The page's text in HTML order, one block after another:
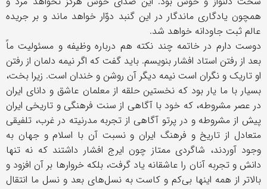
همچون یادگاری ماندگار در این گنبد دوّار خواهد ماند و بر جریده
عالم ثبت جاودانه خواهد شد.
دوست دارم در خاتمه چند نکته هم درباره وظیفه و مسئولیت ماً
بعد از رفتن استاد افشار بنویسم. باید گفت که اگر نیمه دلمان از رفتن
او تاریک و نگران است نیمه دیگر آن روشن و خندان است. زیرا بخت،
بسیار با ما یار بود که نخستین حلقه از معلمان عاشق و دانای ایران
در عصر مشروطه، که خود با آگاهی از سنت فرهنگی و تاریخی ایران
پیش از مشروطه و در پرتو آگاهی از تجربه مدرنیته در غرب، تلفیقی
متعادل از تاریخ و فرهنگ ایران و نسبت آن با اسلام و جهان به
وجود آوردند، شاگردی ممتاز چون ایرج افشار داشتند که نه تنها
دانش و تجربه آنان را عاشقانه یاد گرفت، بلکه خروارها بر آن افزود و
بالاتر از همه اینها بی‌کم و کاست به نسل‌های بعد و نسل ما انتقال